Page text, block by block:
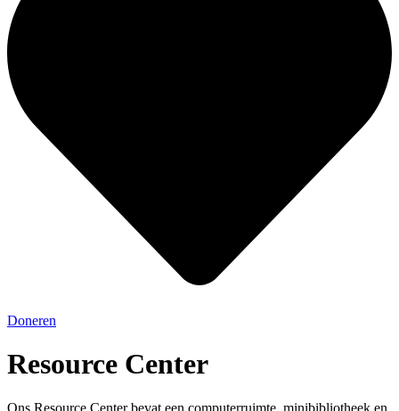
Doneren
Resource Center
Ons Resource Center bevat een computerruimte, minibibliotheek en